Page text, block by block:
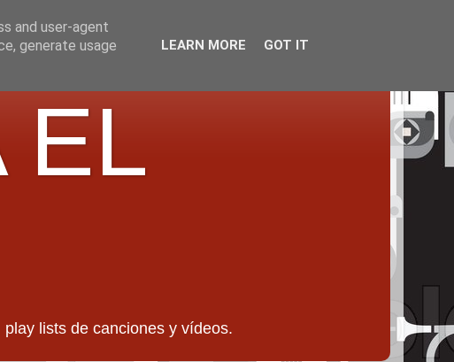
EL
lists de canciones y vídeos.
and user-agent
generate usage
LEARN MORE GOT IT